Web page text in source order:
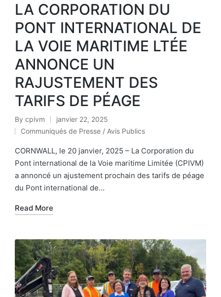
LA CORPORATION DU
PONT INTERNATIONAL DE
LA VOIE MARITIME LTÉE
ANNONCE UN
RAJUSTEMENT DES
TARIFS DE PÉAGE
By cpivm
janvier 22, 2025
Communiqués de Presse / Avis Publics
CORNWALL, le 20 janvier, 2025 – La Corporation du
Pont international de la Voie maritime Limitée (CPIVM)
a annoncé un ajustement prochain des tarifs de péage
du Pont international de…
Read More